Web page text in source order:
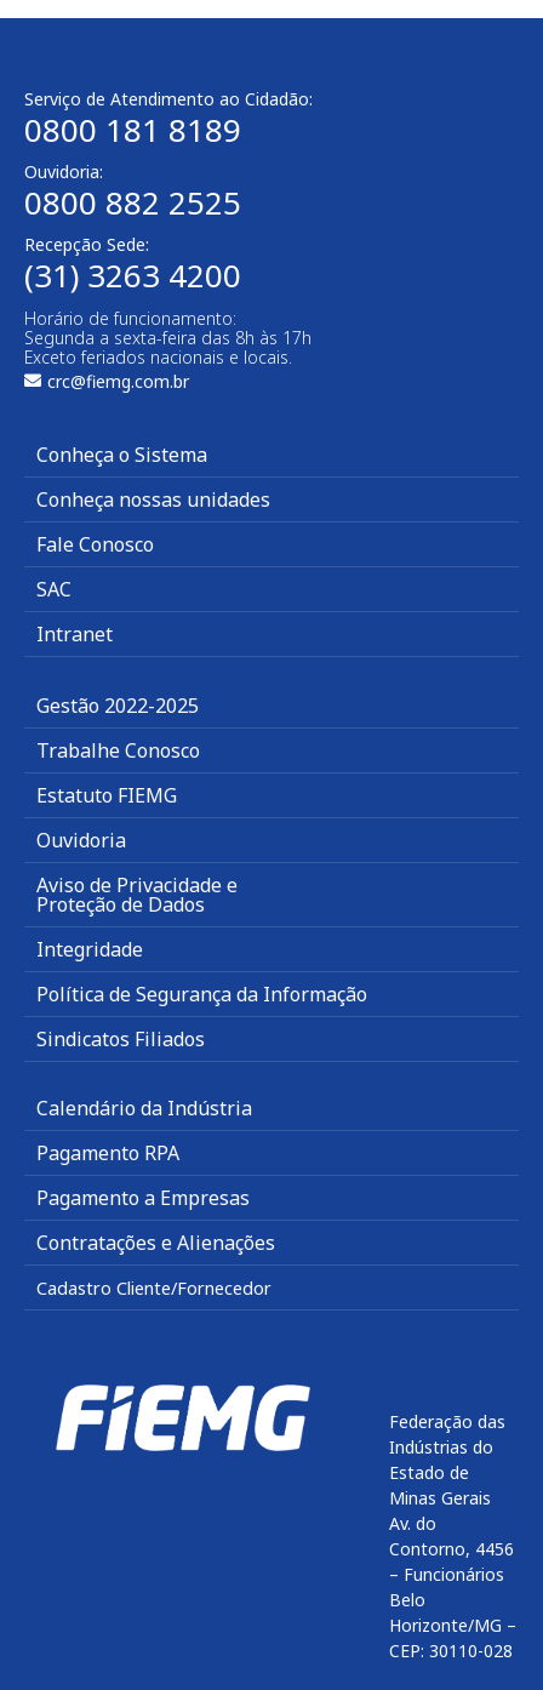
Serviço de Atendimento ao Cidadão:
0800 181 8189
Ouvidoria:
0800 882 2525
Recepção Sede:
(31) 3263 4200
Horário de funcionamento:
Segunda a sexta-feira das 8h às 17h
Exceto feriados nacionais e locais.
crc@fiemg.com.br
Conheça o Sistema
Conheça nossas unidades
Fale Conosco
SAC
Intranet
Gestão 2022-2025
Trabalhe Conosco
Estatuto FIEMG
Ouvidoria
Aviso de Privacidade e
Proteção de Dados
Integridade
Política de Segurança da Informação
Sindicatos Filiados
Calendário da Indústria
Pagamento RPA
Pagamento a Empresas
Contratações e Alienações
Cadastro Cliente/Fornecedor
Federação das
Indústrias do
Estado de
Minas Gerais
Av. do
Contorno, 4456
– Funcionários
Belo
Horizonte/MG –
CEP: 30110-028